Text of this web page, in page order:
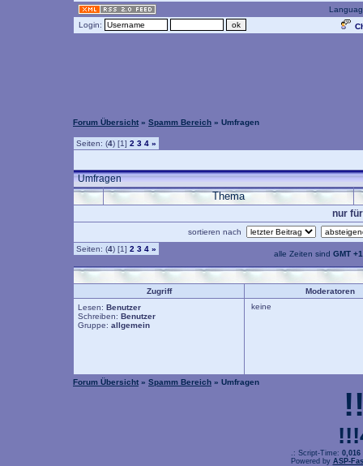
Login:
Forum Übersicht » Spamm Bereich » Umfragen
Seiten: (4) [1] 2 3 4 »
Umfragen
Thema
nur
sortieren nach
Seiten: (4) [1] 2 3 4 »
alle Zeiten sind GMT
Zugriff
Moderatoren
Lesen: Benutzer
Schreiben: Benutzer
Gruppe: allgemein
keine
Forum Übersicht » Spamm Bereich » Umfragen
.: Script-Time: 0,016
Powered by ASP-